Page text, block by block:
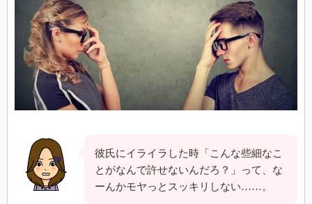
彼氏にイライラした時「こんな些細なこ
とがなんで許せないんだろ？」って、な
ーんかモヤっとスッキリしない……。